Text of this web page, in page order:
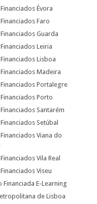
Évora
Faro
Guarda
Leiria
Lisboa
Madeira
Portalegre
Porto
Santarém
Setúbal
Viana do
Vila Real
Viseu
Financiada E-Learning
de Lisboa